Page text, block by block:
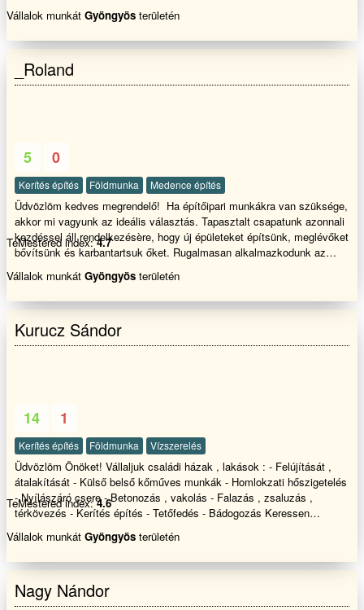
Támfalak építését és bontását terasz építését és burkolását válaljuk
rövid határidőn belül dolgozunk GARANCIÁVAL!! Kérem tekintse meg
referencia képeinket és ha tetszik a munkáink akkor hívjon
bizalommal
Vállalok munkát Gyöngyös területén
_Roland
5 0
Kerítés építés Földmunka Medence építés
Üdvözlöm kedves megrendelő! Ha építőipari munkákra van szüksége,
akkor mi vagyunk az ideális választás. Tapasztalt csapatunk azonnali
kezdéssel áll rendelkezésère, hogy új épületeket építsünk, meglévőket
bővítsünk és karbantartsuk őket. Rugalmasan alkalmazkodunk az
megoldást kínáljuk. Az építőipari munkáink során mindig az ügyfél
elégedettsége az elsődleges szempont. A csapatunk kreatív és
problémamegoldó képességgel rendelkezik, így garantáljuk, hogy
minden projekt megfeleljen az Ön igényeinek és elvárásainak. Ha
kérdése van, vagy szeretné megrendelni a szolgáltatásainkat, akkor
TeMestered index:4.7
Vállalok munkát Gyöngyös területén
Kurucz Sándor
14 1
Kerítés építés Földmunka Vízszerelés
Üdvözlöm Önöket! Vállaljuk családi házak , lakások : - Felújítását ,
átalakítását - Külső belső kőműves munkák - Homlokzati hőszigetelés
- Nyílászáró csere - Betonozás , vakolás - Falazás , zsaluzás ,
térkövezés - Kerítés építés - Tetőfedés - Bádogozás Keressen
TeMestered index:4.6
Vállalok munkát Gyöngyös területén
Nagy Nándor